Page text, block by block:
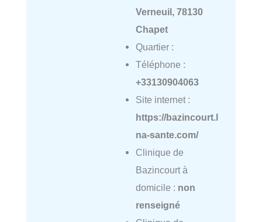
Verneuil, 78130
Chapet
Quartier :
Téléphone :
+33130904063
Site internet :
https://bazincourt.l
na-sante.com/
Clinique de
Bazincourt à
domicile : non
renseigné